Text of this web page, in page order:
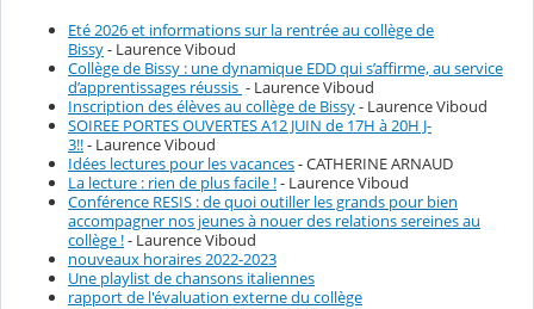
Eté 2026 et informations sur la rentrée au collège de
Bissy- Laurence Viboud
Collège de Bissy : une dynamique EDD qui s’affirme, au service
d’apprentissages réussis - Laurence Viboud
Inscription des élèves au collège de Bissy- Laurence Viboud
SOIREE PORTES OUVERTES A12 JUIN de 17H à 20H J-
3!!- Laurence Viboud
Idées lectures pour les vacances- CATHERINE ARNAUD
La lecture : rien de plus facile !- Laurence Viboud
Conférence RESIS : de quoi outiller les grands pour bien
accompagner nos jeunes à nouer des relations sereines au
collège !- Laurence Viboud
nouveaux horaires 2022-2023
Une playlist de chansons italiennes
rapport de l'évaluation externe du collège